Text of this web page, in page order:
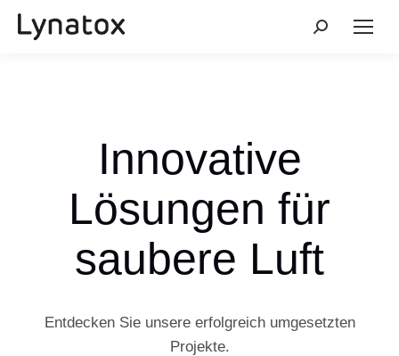
Search:
Innovative
Lösungen für
saubere Luft
Entdecken Sie unsere erfolgreich umgesetzten
Projekte.